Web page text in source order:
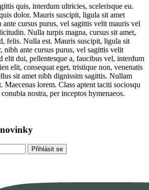
quis, interdum ultricies, scelerisque eu.
dolor. Mauris suscipit, ligula sit amet
ante cursus purus, vel sagittis velit mauris vel
Nulla turpis magna, cursus sit amet,
felis. Nulla est. Mauris suscipit, ligula sit
nibh ante cursus purus, vel sagittis velit
elit dui, pellentesque a, faucibus vel, interdum
elit, consequat eget, tristique non, venenatis
sit amet nibh dignissim sagittis. Nullam
Maecenas lorem. Class aptent taciti sociosqu
nostra, per inceptos hymenaeos.
novinky
Přihlásit se